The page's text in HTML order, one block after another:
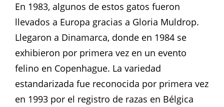
En 1983, algunos de estos gatos fueron
llevados a Europa gracias a Gloria Muldrop.
Llegaron a Dinamarca, donde en 1984 se
exhibieron por primera vez en un evento
felino en Copenhague. La variedad
estandarizada fue reconocida por primera vez
en 1993 por el registro de razas en Bélgica